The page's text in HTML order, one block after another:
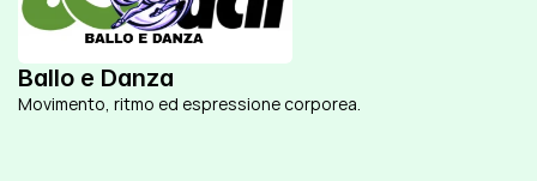
Ballo e Danza
Movimento, ritmo ed espressione corporea.